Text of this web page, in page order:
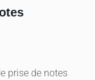
prise de notes